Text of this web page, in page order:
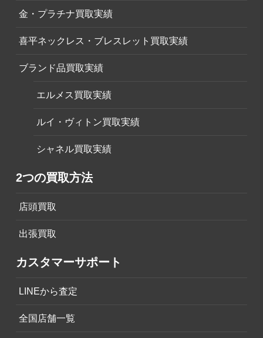
金・プラチナ買取実績
喜平ネックレス・ブレスレット買取実績
ブランド品買取実績
エルメス買取実績
ルイ・ヴィトン買取実績
シャネル買取実績
2つの買取方法
店頭買取
出張買取
カスタマーサポート
LINEから査定
全国店舗一覧